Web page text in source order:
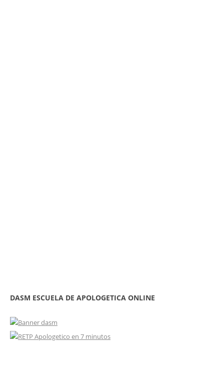
DASM ESCUELA DE APOLOGETICA ONLINE